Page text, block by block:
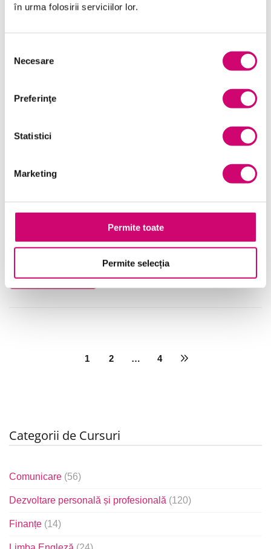
în urma folosirii serviciilor lor.
consimțământului
Necesare
Preferinţe
Statistici
Marketing
Permite toate
Permite selecția
Categorii de Cursuri
Comunicare (56)
Dezvoltare personală și profesională (120)
Finanțe (14)
1 2 … 4